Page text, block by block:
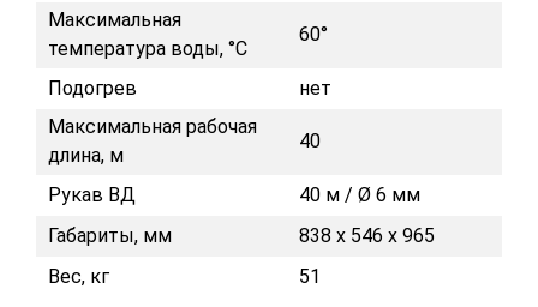
Максимальная
температура воды, °C
60°
Подогрев
нет
Максимальная рабочая
длина, м
40
Рукав ВД
40 м / Ø 6 мм
Габариты, мм
838 х 546 х 965
Вес, кг
51